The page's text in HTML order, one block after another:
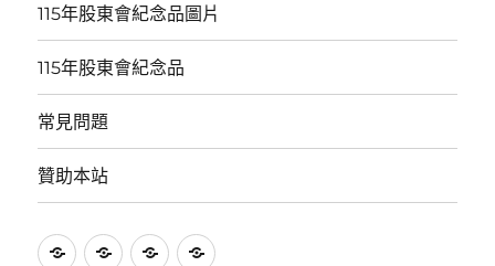
115年股東會紀念品圖片
115年股東會紀念品
常見問題
贊助本站
115 115 常 贊